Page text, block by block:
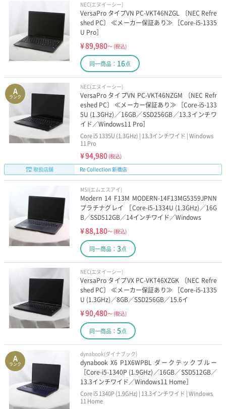
NEC(エヌイーシー)
VersaPro タイプVN PC-VKT46NZGL 〔NEC Refre
shed PC〕 ≪メーカー保証あり≫ ［Core-i5-1335
U Pro］
¥89,980～ (税込)
同一商品： 16点
A
ランク
NEC(エヌイーシー)
VersaPro タイプVN PC-VKT46NZGM 〔NEC Refr
eshed PC〕 ≪メーカー保証あり≫ ［Core-i5-133
5U (1.3GHz)／16GB／SSD256GB／13.3インチワ
イド／Windows11 Pro］
Core i5 1335U (1.3GHz) | 13.3インチワイド | Windows
11 Pro
¥94,980 (税込)
取扱店舗
Re Collection 新橋店
MSI(エムエスアイ)
Modern 14 F13M MODERN-14F13MG5359JPNN
プラチナグレイ ［Core-i5-1334U (1.3GHz)／16G
B／SSD512GB／14インチワイド／Windows
¥88,180～ (税込)
同一商品： 3点
NEC(エヌイーシー)
VersaPro タイプVX PC-VKT46XZGK 〔NEC Refre
shed PC〕 ≪メーカー保証あり≫ ［Core-i5-1335
U (1.3GHz)／8GB／SSD256GB／15.6イ
¥90,480～ (税込)
同一商品： 5点
A
ランク
dynabook(ダイナブック)
dynabook X6 P1X6WPBL ダークテックブルー
［Core-i5-1340P (1.9GHz)／16GB／SSD512GB／
13.3インチワイド／Windows11 Home］
Core i5 1340P (1.9GHz) | 13.3インチワイド | Windows
11 Home